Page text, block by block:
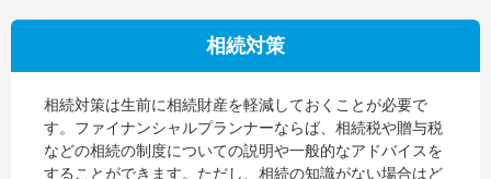
相続対策
相続対策は生前に相続財産を軽減しておくことが必要で
す。ファイナンシャルプランナーならば、相続税や贈与税
などの相続の制度についての説明や一般的なアドバイスを
することができます。ただし、相続の知識がない場合はど